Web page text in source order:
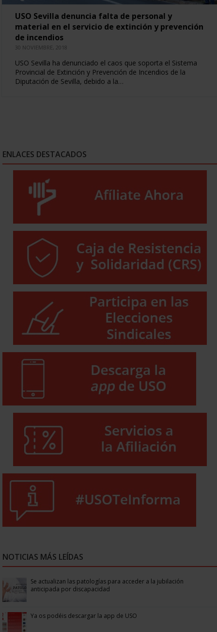
USO Sevilla denuncia falta de personal y
material en el servicio de extinción y prevención
de incendios
30 NOVIEMBRE, 2018
USO Sevilla ha denunciado el caos que soporta el Sistema
Provincial de Extinción y Prevención de Incendios de la
Diputación de Sevilla, debido a la…
ENLACES DESTACADOS
NOTICIAS MÁS LEÍDAS
Se actualizan las patologías para acceder a la jubilación
anticipada por discapacidad
Ya os podéis descargar la app de USO